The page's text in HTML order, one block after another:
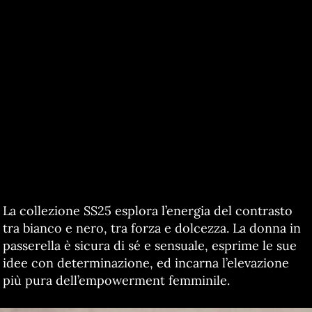
La collezione SS25 esplora l’energia del contrasto
tra bianco e nero, tra forza e dolcezza. La donna in
passerella è sicura di sé e sensuale, esprime le sue
idee con determinazione, ed incarna l’elevazione
più pura dell’empowerment femminile.